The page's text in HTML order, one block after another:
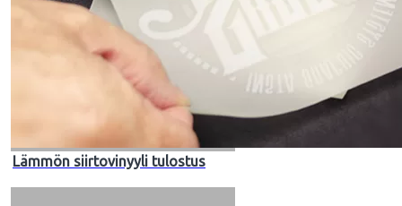
Lämmön siirtovinyyli tulostus